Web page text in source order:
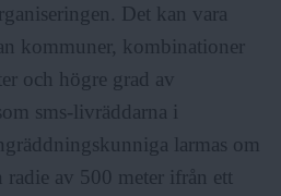
Det kan vara
kommuner, kombinationer
och högre grad av
sms-livräddarna i
larmas om
av 500 meter ifrån ett